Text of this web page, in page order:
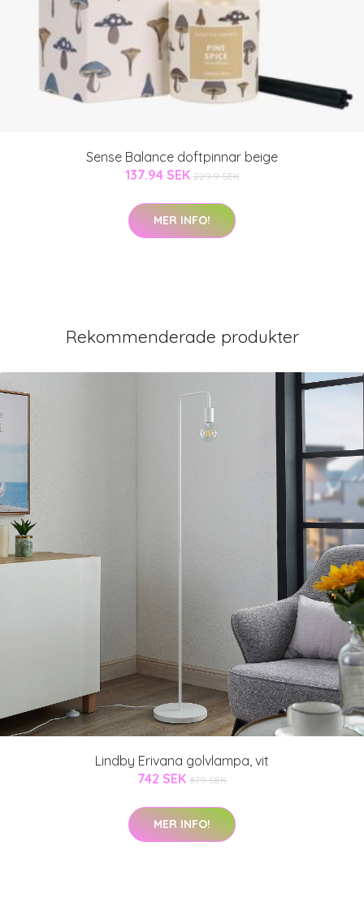
Sense Balance doftpinnar beige
137.94 SEK 229.9 SEK
MER INFO!
Rekommenderade produkter
Lindby Erivana golvlampa, vit
742 SEK 879 SEK
MER INFO!